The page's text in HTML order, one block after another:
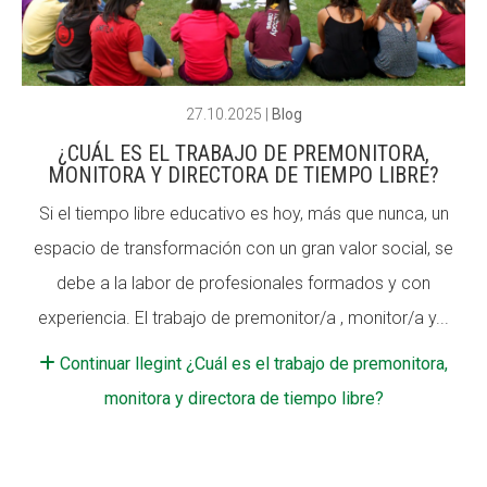
27.10.2025 Blog
¿CUÁL ES EL TRABAJO DE PREMONITORA,
MONITORA Y DIRECTORA DE TIEMPO LIBRE?
Si el tiempo libre educativo es hoy, más que nunca, un
espacio de transformación con un gran valor social, se
debe a la labor de profesionales formados y con
experiencia. El trabajo de premonitor/a , monitor/a y...
Continuar llegint ¿Cuál es el trabajo de premonitora,
monitora y directora de tiempo libre?
ACCIÓ SOCIAL I JOVES
ESPLAIS
SUPORT TERCER SECTOR
ACCIÓ SOCIAL I JOVES
ESPLAIS
SUPORT TERCER SECTOR